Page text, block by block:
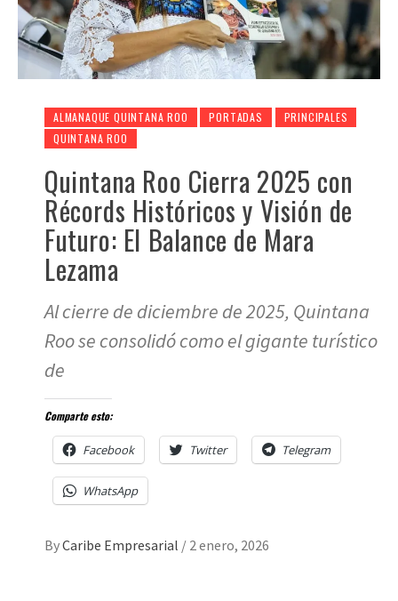
ALMANAQUE QUINTANA ROO PORTADAS
PRINCIPALES
QUINTANA ROO
Quintana Roo Cierra 2025 con
Récords Históricos y Visión de
Futuro: El Balance de Mara
Lezama
Al cierre de diciembre de 2025, Quintana
Roo se consolidó como el gigante turístico
de
Comparte esto:
Facebook Twitter Telegram
WhatsApp
ByCaribe Empresarial / 2 enero, 2026